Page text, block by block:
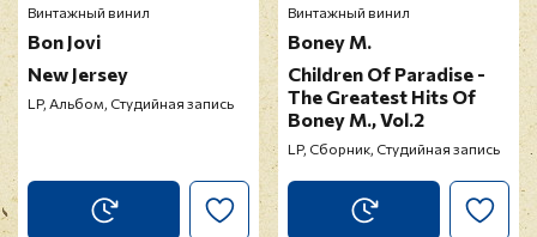
Винтажный винил
Bon Jovi
New Jersey
LP, Альбом, Студийная запись
Винтажный винил
Boney M.
Children Of Paradise -
The Greatest Hits Of
Boney M., Vol.2
LP, Сборник, Студийная запись